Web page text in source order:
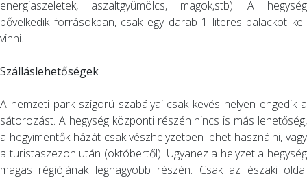
energiaszeletek, aszaltgyümölcs, magok,stb). A hegység
bővelkedik forrásokban, csak egy darab 1 literes palackot kell
vinni.
Szálláslehetőségek
A nemzeti park szigorú szabályai csak kevés helyen engedik a
sátorozást. A hegység központi részén nincs is más lehetőség,
a hegyimentők házát csak vészhelyzetben lehet használni, vagy
a turistaszezon után (októbertől). Ugyanez a helyzet a hegység
magas régiójának legnagyobb részén. Csak az északi oldal